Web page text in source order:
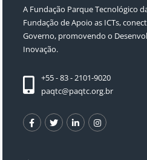
A Fundação Parque Tecnológico
Fundação de Apoio as ICTs,
Governo, promovendo o
Inovação.
+55 - 83 - 2101-9020
paqtc@paqtc.org.br